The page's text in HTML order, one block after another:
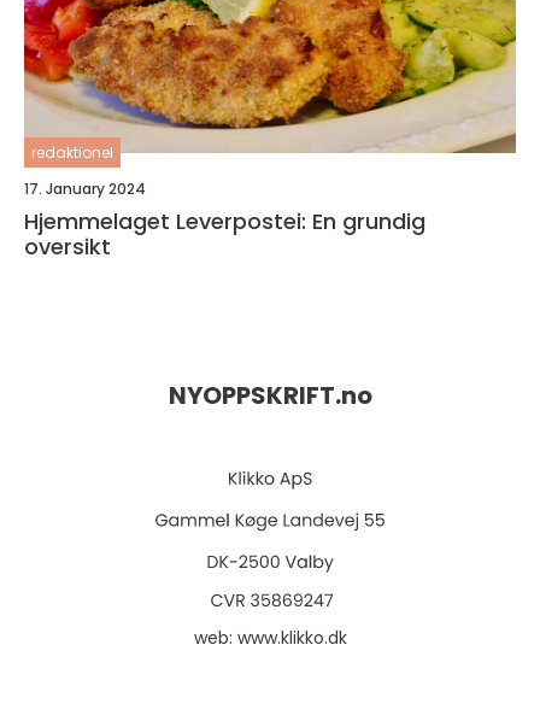
redaktionel
17. January 2024
Hjemmelaget Leverpostei: En grundig
oversikt
NYOPPSKRIFT.no
web: www.klikko.dk